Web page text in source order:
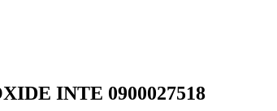
INTE 0900027518